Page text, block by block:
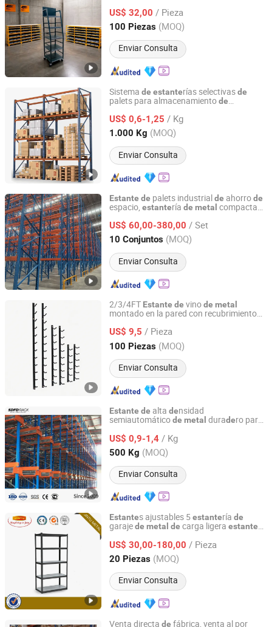
US$ 32,00 / Pieza
100 Piezas (MOQ)
Enviar Consulta
Jiangsu, China Desde 2009
Sistema de estanterías selectivasde
palets para almacenamientode
industriales
US$ 0,6-1,25 / Kg
1.000 Kg (MOQ)
Enviar Consulta
Jiangsu Vijing Intelligent Logistics Co., Ltd.
Jiangsu, China Desde 2019
Estante de palets industrialde ahorrode
espacio, estantería de metal compacta
dealmacenamiento en almacén para la
disposición
pequeñas fábricas
US$ 60,00-380,00 / Set
10 Conjuntos (MOQ)
Enviar Consulta
Beijing Jiuwei Technology Co., Ltd.
Beijing, China Desde 2010
2/3/4FT Estante de vinode metal
montado en la pared con recubrimiento
US$ 9,5 / Pieza
100 Piezas (MOQ)
Enviar Consulta
Huizhou Minxu Home Products Co., LTD
Guangdong, China Desde 2026
Estante de alta densidad
semiautomáticode metal duradero para
US$ 0,9-1,4 / Kg
500 Kg (MOQ)
Enviar Consulta
Shandong Fangding International Trade Co., LTD
Shandong, China Desde 2025
Estantes ajustables 5estantería de
garajede metal de carga ligera estante
US$ 30,00-180,00 / Pieza
20 Piezas (MOQ)
Enviar Consulta
Suzhou Jintu Metal Working Co., Limited
Jiangsu, China Desde 2019
Venta directa de fábrica, venta al por